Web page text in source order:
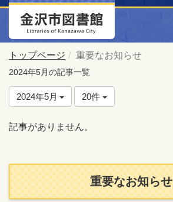
トップページ 重要なお知らせ
2024年5月の記事一覧
2024年5月 20件
記事がありません。
重要なお知らせ